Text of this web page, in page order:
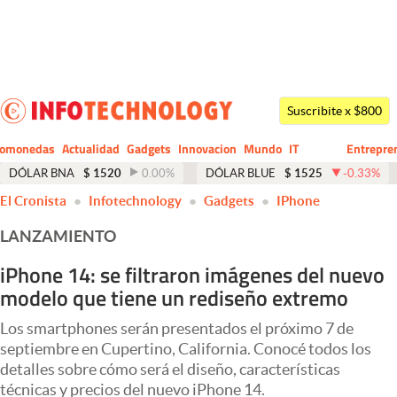
Dólar
Economía y Política
Finanzas y Mercados
Mercados Online
Negocios
Columnistas
Otras secciones
Apertura
Suscribite x $800
Actualidad Gadgets Innovacion Mundo
CIO
IT
Business
DÓLAR BNA $ 1520 0.00% DÓLAR BLUE $ 1525 -0.33%
El Cronista Infotechnology Gadgets IPhone
LANZAMIENTO
iPhone 14: se filtraron imágenes del nuevo
modelo que tiene un rediseño extremo
Los smartphones serán presentados el próximo 7 de
septiembre en Cupertino, California. Conocé todos los
detalles sobre cómo será el diseño, características
técnicas y precios del nuevo iPhone 14.